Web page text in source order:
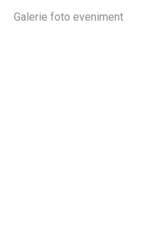
Galerie foto eveniment